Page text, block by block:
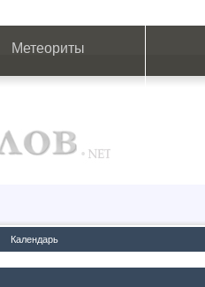
Метеориты
Календарь